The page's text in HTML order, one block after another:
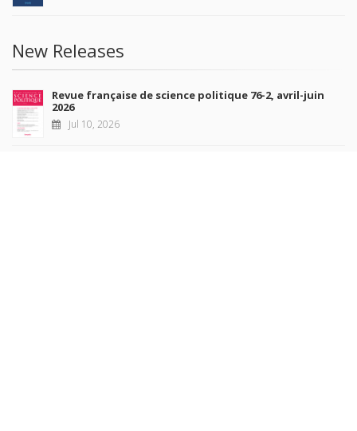
New Releases
Revue française de science politique 76-2, avril-juin
2026
Jul 10, 2026